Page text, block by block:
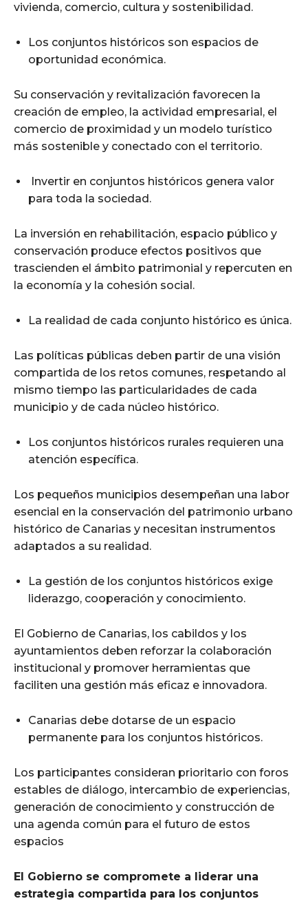
vivienda, comercio, cultura y sostenibilidad.
Los conjuntos históricos son espacios de
oportunidad económica.
Su conservación y revitalización favorecen la
creación de empleo, la actividad empresarial, el
comercio de proximidad y un modelo turístico
más sostenible y conectado con el territorio.
Invertir en conjuntos históricos genera valor
para toda la sociedad.
La inversión en rehabilitación, espacio público y
conservación produce efectos positivos que
trascienden el ámbito patrimonial y repercuten en
la economía y la cohesión social.
La realidad de cada conjunto histórico es única.
Las políticas públicas deben partir de una visión
compartida de los retos comunes, respetando al
mismo tiempo las particularidades de cada
municipio y de cada núcleo histórico.
Los conjuntos históricos rurales requieren una
atención específica.
Los pequeños municipios desempeñan una labor
esencial en la conservación del patrimonio urbano
histórico de Canarias y necesitan instrumentos
adaptados a su realidad.
La gestión de los conjuntos históricos exige
liderazgo, cooperación y conocimiento.
El Gobierno de Canarias, los cabildos y los
ayuntamientos deben reforzar la colaboración
institucional y promover herramientas que
faciliten una gestión más eficaz e innovadora.
Canarias debe dotarse de un espacio
permanente para los conjuntos históricos.
Los participantes consideran prioritario con foros
estables de diálogo, intercambio de experiencias,
generación de conocimiento y construcción de
una agenda común para el futuro de estos
espacios
El Gobierno se compromete a liderar una
estrategia compartida para los conjuntos